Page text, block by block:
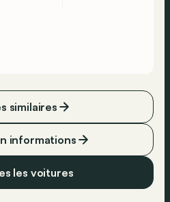
les voitures
informations
similaires